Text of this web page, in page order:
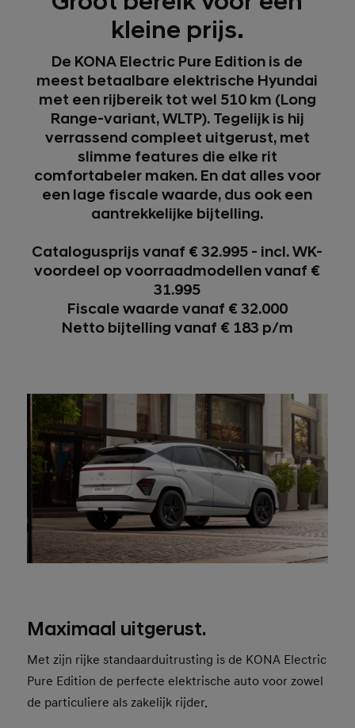
kleine prijs.
De KONA Electric Pure Edition is de
meest betaalbare elektrische Hyundai
met een rijbereik tot wel 510 km (Long
Range-variant, WLTP). Tegelijk is hij
verrassend compleet uitgerust, met
slimme features die elke rit
comfortabeler maken. En dat alles voor
een lage fiscale waarde, dus ook een
aantrekkelijke bijtelling.
Catalogusprijs vanaf € 32.995 - incl. WK-
voordeel op voorraadmodellen vanaf €
31.995
Fiscale waarde vanaf € 32.000
Netto bijtelling vanaf € 183 p/m
Maximaal uitgerust.
Met zijn rijke standaarduitrusting is de KONA Electric
Pure Edition de perfecte elektrische auto voor zowel
de particuliere als zakelijk rijder.